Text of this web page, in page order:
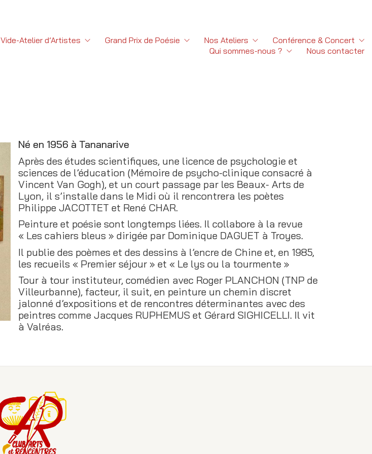
Vide-Atelier d’Artistes Grand Prix de Poésie Nos Ateliers
Conférence & Concert
Qui sommes-nous ?
Nous contacter
Né en 1956 à Tananarive
Après des études scientifiques, une licence de psychologie et
sciences de l’éducation (Mémoire de psycho-clinique consacré à
Vincent Van Gogh), et un court passage par les Beaux- Arts de
Lyon, il s’installe dans le Midi où il rencontrera les poètes
Philippe JACOTTET et René CHAR.
Peinture et poésie sont longtemps liées. Il collabore à la revue
« Les cahiers bleus » dirigée par Dominique DAGUET à Troyes.
Il publie des poèmes et des dessins à l’encre de Chine et, en 1985,
les recueils « Premier séjour » et « Le lys ou la tourmente »
Tour à tour instituteur, comédien avec Roger PLANCHON (TNP de
Villeurbanne), facteur, il suit, en peinture un chemin discret
jalonné d’expositions et de rencontres déterminantes avec des
peintres comme Jacques RUPHEMUS et Gérard SIGHICELLI. Il vit
à Valréas.